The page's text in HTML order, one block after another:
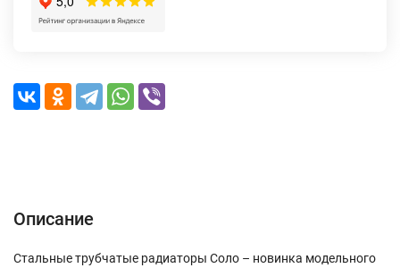
Описание
Стальные трубчатые радиаторы Соло – новинка модельного